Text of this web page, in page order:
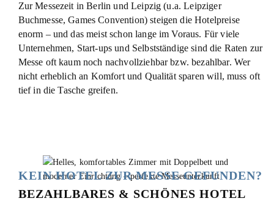
Zur Messezeit in Berlin und Leipzig (u.a. Leipziger
Buchmesse, Games Convention) steigen die Hotelpreise
enorm – und das meist schon lange im Voraus. Für viele
Unternehmen, Start-ups und Selbstständige sind die Raten zur
Messe oft kaum noch nachvollziehbar bzw. bezahlbar. Wer
nicht erheblich an Komfort und Qualität sparen will, muss oft
tief in die Tasche greifen.
KEIN HOTEL ZUR MESSE GEFUNDEN?
BEZAHLBARES & SCHÖNES HOTEL